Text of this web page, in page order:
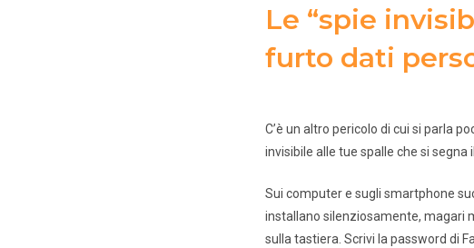
Le “spie
furto dati
C’è un altro pericolo di cui si parla
invisibile alle tue spalle che si segna
Sui computer e sugli smartphone
installano silenziosamente, magari
sulla tastiera. Scrivi la password di